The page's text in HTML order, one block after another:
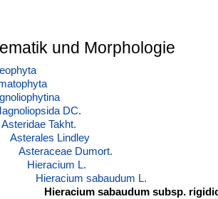
und Morphologie
DC.
Asteridae Takht.
Asterales Lindley
Asteraceae Dumort.
Hieracium L.
Hieracium sabaudum L.
Hieracium sabaudum subsp.